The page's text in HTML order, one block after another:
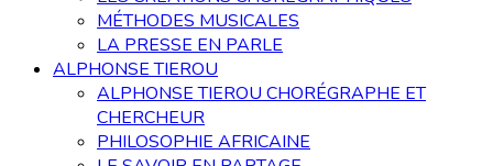
MÉTHODES MUSICALES
LA PRESSE EN PARLE
ALPHONSE TIEROU
ALPHONSE TIEROU CHORÉGRAPHE ET
CHERCHEUR
PHILOSOPHIE AFRICAINE